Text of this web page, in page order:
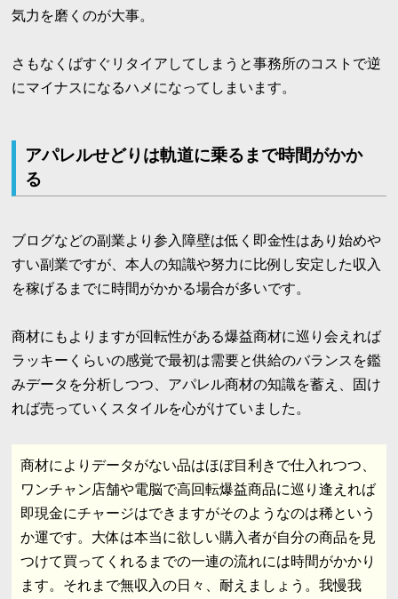
気力を磨くのが大事。
さもなくばすぐリタイアしてしまうと事務所のコストで逆
にマイナスになるハメになってしまいます。
アパレルせどりは軌道に乗るまで時間がかか
る
ブログなどの副業より参入障壁は低く即金性はあり始めや
すい副業ですが、本人の知識や努力に比例し安定した収入
を稼げるまでに時間がかかる場合が多いです。
商材にもよりますが回転性がある爆益商材に巡り会えれば
ラッキーくらいの感覚で最初は需要と供給のバランスを鑑
みデータを分析しつつ、アパレル商材の知識を蓄え、固け
れば売っていくスタイルを心がけていました。
商材によりデータがない品はほぼ目利きで仕入れつつ、
ワンチャン店舗や電脳で高回転爆益商品に巡り逢えれば
即現金にチャージはできますがそのようなのは稀という
か運です。大体は本当に欲しい購入者が自分の商品を見
つけて買ってくれるまでの一連の流れには時間がかかり
ます。それまで無収入の日々、耐えましょう。我慢我